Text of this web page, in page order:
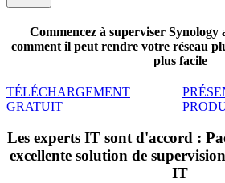
Commencez à superviser Synology
comment il peut rendre votre réseau
plus facile
TÉLÉCHARGEMENT
GRATUIT
Les experts IT sont d'accord :
excellente solution de
IT